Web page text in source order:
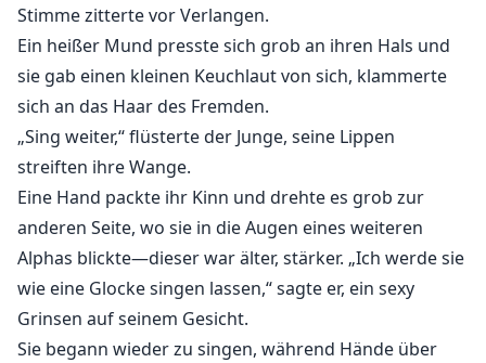
Stimme zitterte vor Verlangen.
Ein heißer Mund presste sich grob an ihren Hals und
sie gab einen kleinen Keuchlaut von sich, klammerte
sich an das Haar des Fremden.
„Sing weiter,“ flüsterte der Junge, seine Lippen
streiften ihre Wange.
Eine Hand packte ihr Kinn und drehte es grob zur
anderen Seite, wo sie in die Augen eines weiteren
Alphas blickte—dieser war älter, stärker. „Ich werde sie
wie eine Glocke singen lassen,“ sagte er, ein sexy
Grinsen auf seinem Gesicht.
Sie begann wieder zu singen, während Hände über